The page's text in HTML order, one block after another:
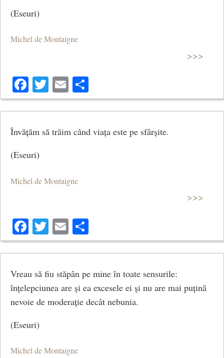
(Eseuri)
Michel de Montaigne
>>>
Facebook
Twitter
Email
Învățăm să trăim când viața este pe sfârșite.
(Eseuri)
Michel de Montaigne
>>>
Facebook
Twitter
Email
Vreau să fiu stăpân pe mine în toate sensurile:
înțelepciunea are și ea excesele ei și nu are mai puțină
nevoie de moderație decât nebunia.
(Eseuri)
Michel de Montaigne